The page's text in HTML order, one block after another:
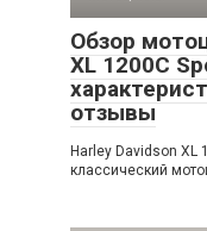
Обзор
XL 1200C
отзывы
Harley Davidson XL
классический